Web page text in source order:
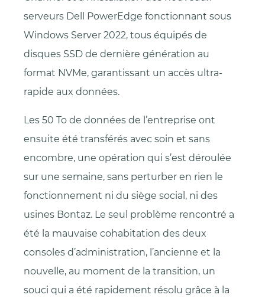
serveurs Dell PowerEdge fonctionnant sous
Windows Server 2022, tous équipés de
disques SSD de dernière génération au
format NVMe, garantissant un accès ultra-
rapide aux données.
Les 50 To de données de l’entreprise ont
ensuite été transférés avec soin et sans
encombre, une opération qui s’est déroulée
sur une semaine, sans perturber en rien le
fonctionnement ni du siège social, ni des
usines Bontaz. Le seul problème rencontré a
été la mauvaise cohabitation des deux
consoles d’administration, l’ancienne et la
nouvelle, au moment de la transition, un
souci qui a été rapidement résolu grâce à la